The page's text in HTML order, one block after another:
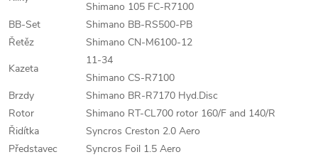
Shimano 105 FC-R7100
BB-Set
Shimano BB-RS500-PB
Řetěz
Shimano CN-M6100-12
Kazeta
11-34
Shimano CS-R7100
Brzdy
Shimano BR-R7170 Hyd.Disc
Rotor
Shimano RT-CL700 rotor 160/F and 140/R
Řidítka
Syncros Creston 2.0 Aero
Představec
Syncros Foil 1.5 Aero